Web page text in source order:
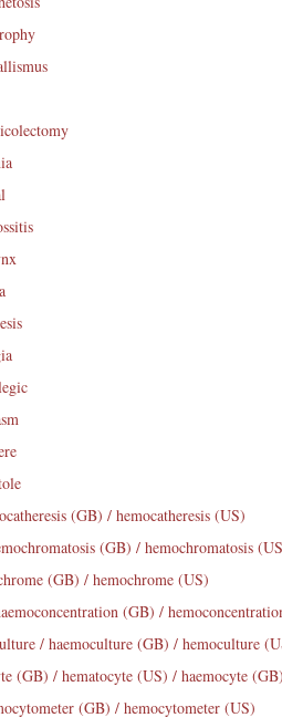
(GB) / hemocatheresis (US)
(GB) / hemochromatosis
(GB) / hemochrome (US)
(GB) /
/ haemoculture (GB) / hemoculture
(GB) / hematocyte (US) / haemocyte
(GB) / hemocytometer (US)